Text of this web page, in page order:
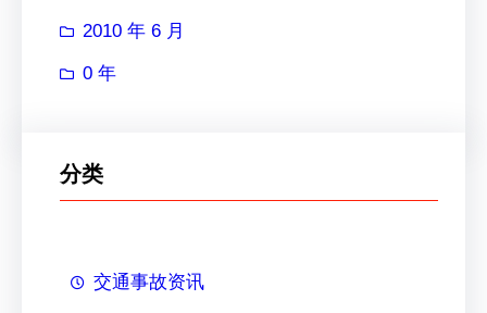
2010 年 6 月
0 年
分类
交通事故资讯